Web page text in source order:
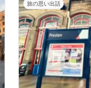
旅の思い出話